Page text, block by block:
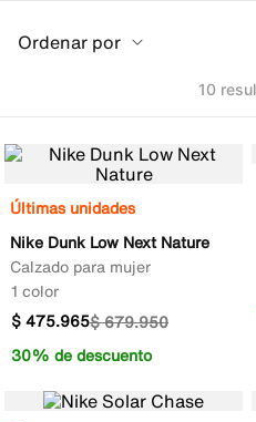
Ordenar por
10
Últimas unidades
Nike Dunk Low Next Nature
Calzado para mujer
1 color
$679.950
$475.965
30% de descuento